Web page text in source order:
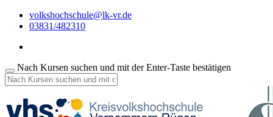
volkshochschule@lk-vr.de
03831/482310
Nach Kursen suchen und mit der Enter-Taste bestätigen